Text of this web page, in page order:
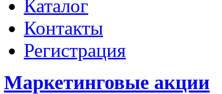
Каталог
Контакты
Регистрация
Маркетинговые акции